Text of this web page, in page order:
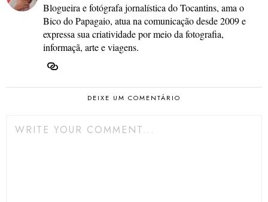
Blogueira e fotógrafa jornalística do Tocantins, ama o
Bico do Papagaio, atua na comunicação desde 2009 e
expressa sua criatividade por meio da fotografia,
informaçã, arte e viagens.
DEIXE UM COMENTÁRIO